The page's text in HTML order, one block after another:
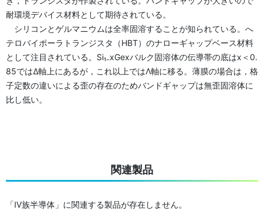
耐環境デバイス材料として期待されている。
シリコンとゲルマニウムは全率固溶することが知られている。へ
テロバイポーラトランジスタ（HBT）のナローギャップベース材料
として注目されている。Si₁₋xGexバルク固溶体の伝導帯の底はx＜0.
85ではΔ軸上にあるが，これ以上ではΛ軸に移る。薄膜の場合は，格
子定数の違いによる歪の存在のためバンドギャップは無歪固溶体に
比し低い。
関連製品
「Ⅳ族半導体」に関連する製品が存在しません。